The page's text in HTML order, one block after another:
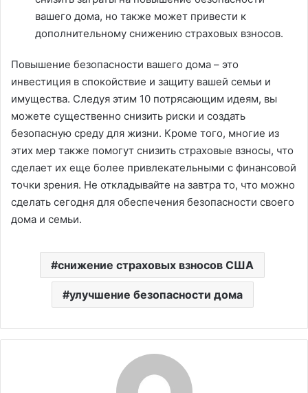
вашего дома, но также может привести к
дополнительному снижению страховых взносов.
Повышение безопасности вашего дома – это
инвестиция в спокойствие и защиту вашей семьи и
имущества. Следуя этим 10 потрясающим идеям, вы
можете существенно снизить риски и создать
безопасную среду для жизни. Кроме того, многие из
этих мер также помогут снизить страховые взносы, что
сделает их еще более привлекательными с финансовой
точки зрения. Не откладывайте на завтра то, что можно
сделать сегодня для обеспечения безопасности своего
дома и семьи.
снижение страховых взносов США
улучшение безопасности дома